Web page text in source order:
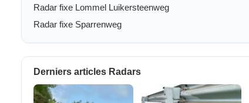
Radar fixe Lommel Luikersteenweg
Radar fixe Sparrenweg
Derniers articles Radars